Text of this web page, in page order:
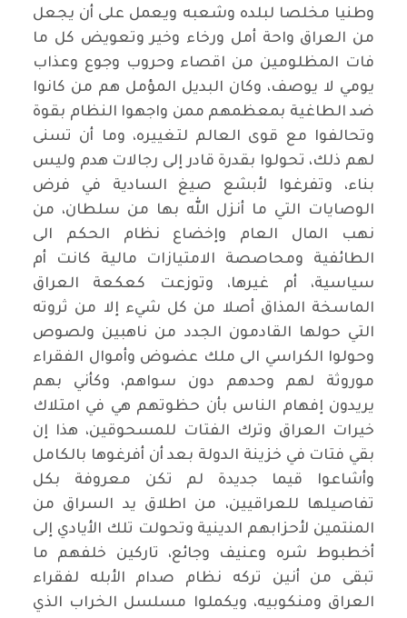
وطنيا مخلصا لبلده وشعبه ويعمل على أن يجعل
من العراق واحة أمل ورخاء وخير وتعويض كل ما
فات المظلومين من اقصاء وحروب وجوع وعذاب
يومي لا يوصف، وكان البديل المؤمل هم من كانوا
ضد الطاغية بمعظمهم ممن واجهوا النظام بقوة
وتحالفوا مع قوى العالم لتغييره، وما أن تسنى
لهم ذلك، تحولوا بقدرة قادر إلى رجالات هدم وليس
بناء، وتفرغوا لأبشع صيغ السادية في فرض
الوصايات التي ما أنزل الله بها من سلطان، من
نهب المال العام وإخضاع نظام الحكم الى
الطائفية ومحاصصة الامتيازات مالية كانت أم
سياسية، أم غيرها، وتوزعت كعكعة العراق
الماسخة المذاق أصلا من كل شيء إلا من ثروته
التي حولها القادمون الجدد من ناهبين ولصوص
وحولوا الكراسي الى ملك عضوض وأموال الفقراء
موروثة لهم وحدهم دون سواهم، وكأني بهم
يريدون إفهام الناس بأن حظوتهم هي في امتلاك
خيرات العراق وترك الفتات للمسحوقين، هذا إن
بقي فتات في خزينة الدولة بعد أن أفرغوها بالكامل
وأشاعوا قيما جديدة لم تكن معروفة بكل
تفاصيلها للعراقيين، من اطلاق يد السراق من
المنتمين لأحزابهم الدينية وتحولت تلك الأيادي إلى
أخطبوط شره وعنيف وجائع، تاركين خلفهم ما
تبقى من أنين تركه نظام صدام الأبله لفقراء
العراق ومنكوبيه، ويكملوا مسلسل الخراب الذي